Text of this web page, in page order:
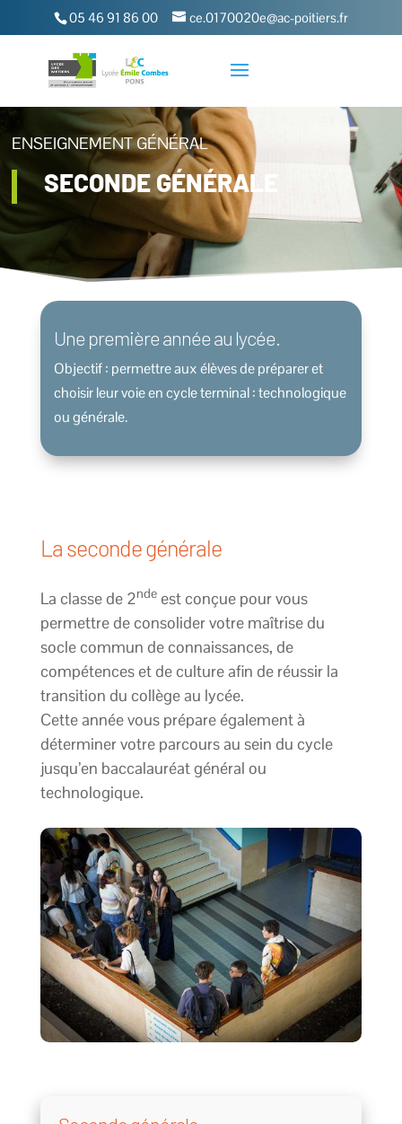
05 46 91 86 00 ce.0170020e@ac-poitiers.fr
ENSEIGNEMENT GÉNÉRAL
SECONDE GÉNÉRALE
Une première année au lycée.
Objectif : permettre aux élèves de préparer et
choisir leur voie en cycle terminal : technologique
ou générale.
La seconde générale
La classe de 2ndeest conçue pour vous
permettre de consolider votre maîtrise du
socle commun de connaissances, de
compétences et de culture afin de réussir la
transition du collège au lycée.
Cette année vous prépare également à
déterminer votre parcours au sein du cycle
jusqu’en baccalauréat général ou
technologique.